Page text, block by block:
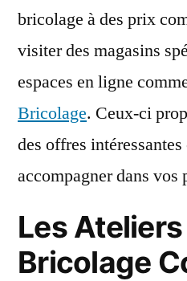
bricolage à des prix
visiter des magasins
espaces en ligne
Bricolage. Ceux-ci
des offres
accompagner dans vos
Les
Bricolage